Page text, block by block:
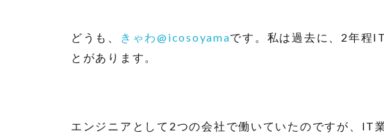
どうも、 きゃわ@icosoyamaです。私は過去に、2年程
とがあります。
エンジニアとして2つの会社で働いていたのですが、IT